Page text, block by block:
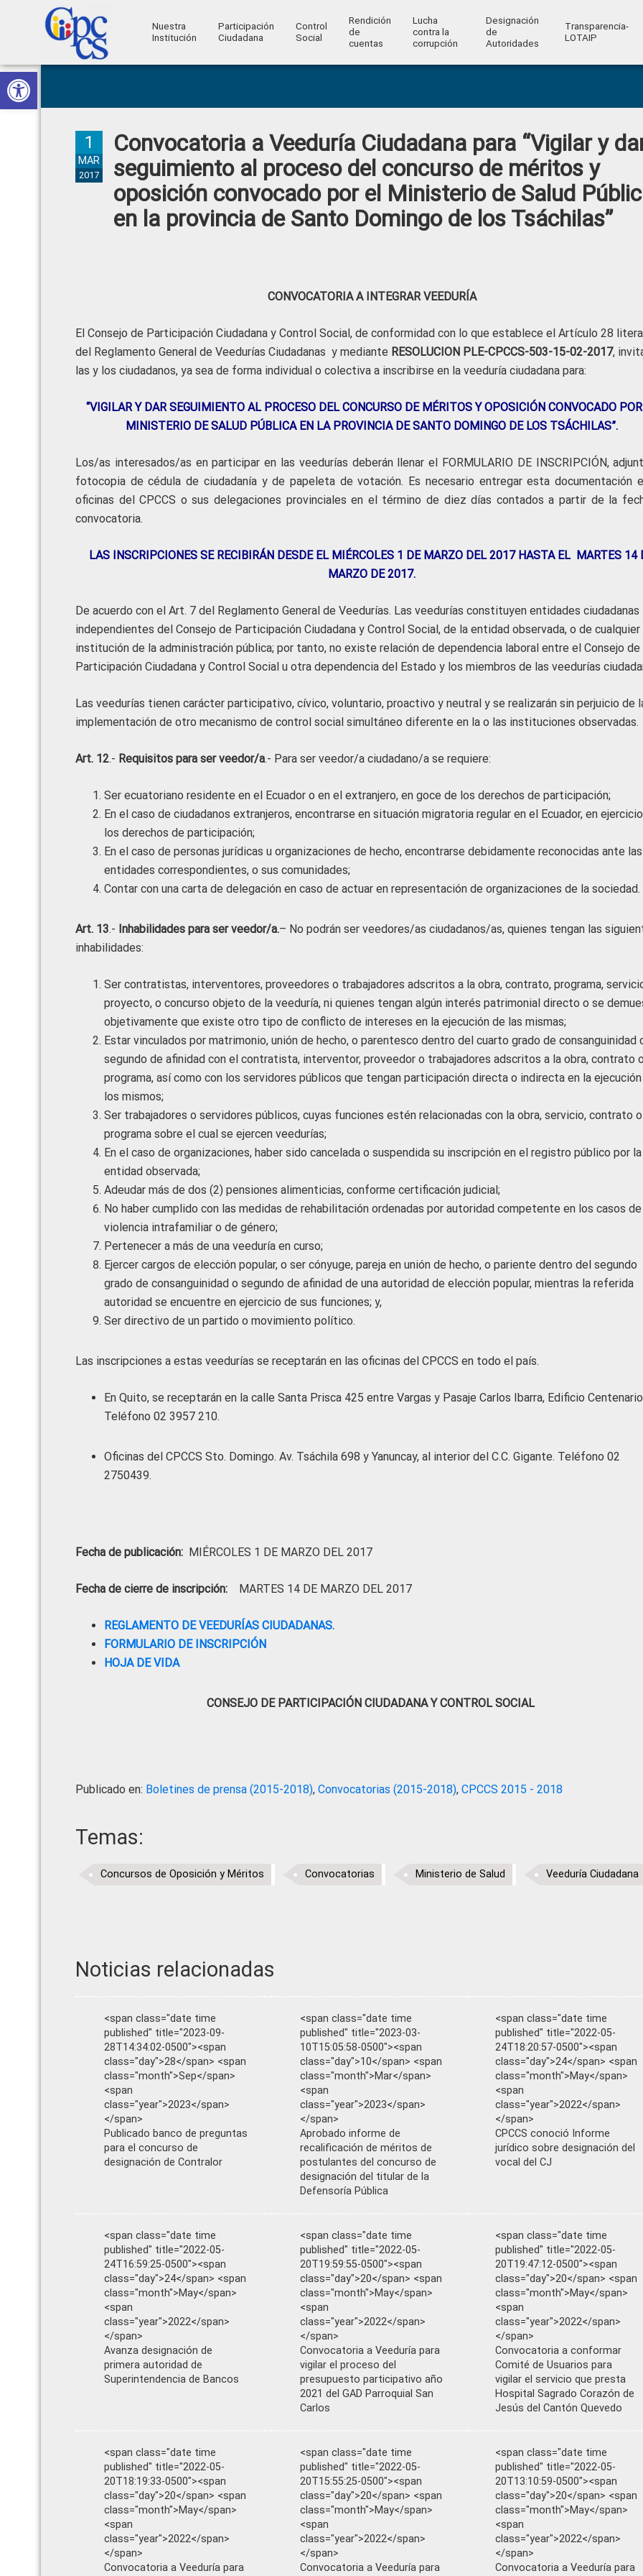
Abrir barra de herramientas
Skip
to
primary
Skip
to
main
Skip
to
primary
Skip
to
footer
Ciudadana
Control
Ciudadano
Nuestra
Institución
Participación
Ciudadana
Control
Social
Rendición
de
cuentas
Lucha
contra la
corrupción
Designación
de
Autoridades
Transparencia-
LOTAIP
Convocatoria a Veeduría Ciudadana para “Vigilar y
seguimiento al proceso del concurso de méritos y
oposición convocado por el Ministerio de Salud
en la provincia de Santo Domingo de los Tsáchilas”
1
MAR
2017
CONVOCATORIA A INTEGRAR VEEDURÍA
El Consejo de Participación Ciudadana y Control Social, de conformidad con lo que establece el Artículo 28
del Reglamento General de Veedurías Ciudadanas y mediante RESOLUCION PLE-CPCCS-503-15-02-2017,
las y los ciudadanos, ya sea de forma individual o colectiva a inscribirse en la veeduría ciudadana para:
“VIGILAR Y DAR SEGUIMIENTO AL PROCESO DEL CONCURSO DE MÉRITOS Y OPOSICIÓN CONVOCADO
MINISTERIO DE SALUD PÚBLICA EN LA PROVINCIA DE SANTO DOMINGO DE LOS TSÁCHILAS”.
Los/as interesados/as en participar en las veedurías deberán llenar el FORMULARIO DE INSCRIPCIÓN,
fotocopia de cédula de ciudadanía y de papeleta de votación. Es necesario entregar esta documentación
oficinas del CPCCS o sus delegaciones provinciales en el término de diez días contados a partir de la
convocatoria.
LAS INSCRIPCIONES SE RECIBIRÁN DESDE EL MIÉRCOLES 1 DE MARZO DEL 2017 HASTA EL MARTES 14
MARZO DE 2017.
De acuerdo con el Art. 7 del Reglamento General de Veedurías. Las veedurías constituyen entidades ciudadanas
independientes del Consejo de Participación Ciudadana y Control Social, de la entidad observada, o de
institución de la administración pública; por tanto, no existe relación de dependencia laboral entre el Consejo de
Participación Ciudadana y Control Social u otra dependencia del Estado y los miembros de las veedurías
Las veedurías tienen carácter participativo, cívico, voluntario, proactivo y neutral y se realizarán sin perjuicio de
implementación de otro mecanismo de control social simultáneo diferente en la o las instituciones observadas.
Art. 12.- Requisitos para ser veedor/a.- Para ser veedor/a ciudadano/a se requiere:
Ser ecuatoriano residente en el Ecuador o en el extranjero, en goce de los derechos de participación;
En el caso de ciudadanos extranjeros, encontrarse en situación migratoria regular en el Ecuador, en
los derechos de participación;
En el caso de personas jurídicas u organizaciones de hecho, encontrarse debidamente reconocidas ante las
entidades correspondientes, o sus comunidades;
Contar con una carta de delegación en caso de actuar en representación de organizaciones de la sociedad.
Art. 13.- Inhabilidades para ser veedor/a.– No podrán ser veedores/as ciudadanos/as, quienes tengan las
inhabilidades:
Ser contratistas, interventores, proveedores o trabajadores adscritos a la obra, contrato, programa,
proyecto, o concurso objeto de la veeduría, ni quienes tengan algún interés patrimonial directo o se
objetivamente que existe otro tipo de conflicto de intereses en la ejecución de las mismas;
Estar vinculados por matrimonio, unión de hecho, o parentesco dentro del cuarto grado de consanguinidad
segundo de afinidad con el contratista, interventor, proveedor o trabajadores adscritos a la obra, contrato
programa, así como con los servidores públicos que tengan participación directa o indirecta en la
los mismos;
Ser trabajadores o servidores públicos, cuyas funciones estén relacionadas con la obra, servicio, contrato o
programa sobre el cual se ejercen veedurías;
En el caso de organizaciones, haber sido cancelada o suspendida su inscripción en el registro público por la
entidad observada;
Adeudar más de dos (2) pensiones alimenticias, conforme certificación judicial;
No haber cumplido con las medidas de rehabilitación ordenadas por autoridad competente en los casos de
violencia intrafamiliar o de género;
Pertenecer a más de una veeduría en curso;
Ejercer cargos de elección popular, o ser cónyuge, pareja en unión de hecho, o pariente dentro del segundo
grado de consanguinidad o segundo de afinidad de una autoridad de elección popular, mientras la referida
autoridad se encuentre en ejercicio de sus funciones; y,
Ser directivo de un partido o movimiento político.
Las inscripciones a estas veedurías se receptarán en las oficinas del CPCCS en todo el país.
En Quito, se receptarán en la calle Santa Prisca 425 entre Vargas y Pasaje Carlos Ibarra, Edificio
Teléfono 02 3957 210.
Oficinas del CPCCS Sto. Domingo. Av. Tsáchila 698 y Yanuncay, al interior del C.C. Gigante. Teléfono 02
2750439.
Fecha de publicación: MIÉRCOLES 1 DE MARZO DEL 2017
Fecha de cierre de inscripción: MARTES 14 DE MARZO DEL 2017
REGLAMENTO DE VEEDURÍAS CIUDADANAS.
FORMULARIO DE INSCRIPCIÓN
HOJA DE VIDA
CONSEJO DE PARTICIPACIÓN CIUDADANA Y CONTROL SOCIAL
Publicado en: Boletines de prensa (2015-2018), Convocatorias (2015-2018), CPCCS 2015 - 2018
Temas:
Concursos de Oposición y Méritos Convocatorias Ministerio de Salud Veeduría Ciudadana
Noticias relacionadas
<span class="date time
published" title="2023-09-
28T14:34:02-0500"><span
class="day">28</span> <span
class="month">Sep</span>
<span
class="year">2023</span>
</span>
Publicado banco de preguntas
para el concurso de
designación de Contralor
<span class="date time
published" title="2023-03-
10T15:05:58-0500"><span
class="day">10</span> <span
class="month">Mar</span>
<span
class="year">2023</span>
</span>
Aprobado informe de
recalificación de méritos de
postulantes del concurso de
designación del titular de la
Defensoría Pública
<span class="date time
published" title="2022-05-
24T18:20:57-0500"><span
class="day">24</span> <span
class="month">May</span>
<span
class="year">2022</span>
</span>
CPCCS conoció Informe
jurídico sobre designación del
vocal del CJ
<span class="date time
published" title="2022-05-
24T16:59:25-0500"><span
class="day">24</span> <span
class="month">May</span>
<span
class="year">2022</span>
</span>
Avanza designación de
primera autoridad de
Superintendencia de Bancos
<span class="date time
published" title="2022-05-
20T19:59:55-0500"><span
class="day">20</span> <span
class="month">May</span>
<span
class="year">2022</span>
</span>
Convocatoria a Veeduría para
vigilar el proceso del
presupuesto participativo año
2021 del GAD Parroquial San
Carlos
<span class="date time
published" title="2022-05-
20T19:47:12-0500"><span
class="day">20</span> <span
class="month">May</span>
<span
class="year">2022</span>
</span>
Convocatoria a conformar
Comité de Usuarios para
vigilar el servicio que presta
Hospital Sagrado Corazón de
Jesús del Cantón Quevedo
<span class="date time
published" title="2022-05-
20T18:19:33-0500"><span
class="day">20</span> <span
class="month">May</span>
<span
class="year">2022</span>
</span>
Convocatoria a Veeduría para
<span class="date time
published" title="2022-05-
20T15:55:25-0500"><span
class="day">20</span> <span
class="month">May</span>
<span
class="year">2022</span>
</span>
Convocatoria a Veeduría para
<span class="date time
published" title="2022-05-
20T13:10:59-0500"><span
class="day">20</span> <span
class="month">May</span>
<span
class="year">2022</span>
</span>
Convocatoria a Veeduría para